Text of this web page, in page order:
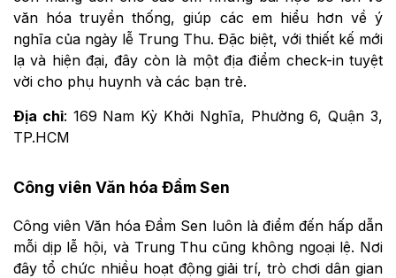
văn hóa truyền thống, giúp các em hiểu hơn về ý
nghĩa của ngày lễ Trung Thu. Đặc biệt, với thiết kế mới
lạ và hiện đại, đây còn là một địa điểm check-in tuyệt
vời cho phụ huynh và các bạn trẻ.
Địa chỉ: 169 Nam Kỳ Khởi Nghĩa, Phường 6, Quận 3,
TP.HCM
Công viên Văn hóa Đầm Sen
Công viên Văn hóa Đầm Sen luôn là điểm đến hấp dẫn
mỗi dịp lễ hội, và Trung Thu cũng không ngoại lệ. Nơi
đây tổ chức nhiều hoạt động giải trí, trò chơi dân gian